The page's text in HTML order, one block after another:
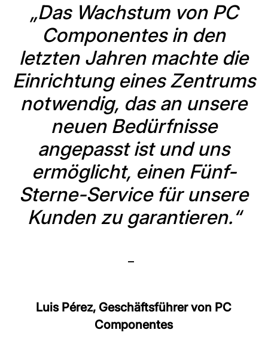
„Das Wachstum von PC
Componentes in den
letzten Jahren machte die
Einrichtung eines Zentrums
notwendig, das an unsere
neuen Bedürfnisse
angepasst ist und uns
ermöglicht, einen Fünf-
Sterne-Service für unsere
Kunden zu garantieren.“
–
Luis Pérez, Geschäftsführer von PC
Componentes